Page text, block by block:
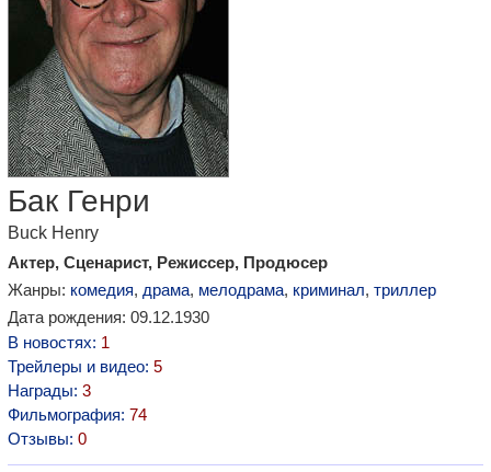
Бак Генри
Buck Henry
Актер, Сценарист, Режиссер, Продюсер
Жанры: комедия, драма, мелодрама, криминал, триллер
Дата рождения: 09.12.1930
В новостях: 1
Трейлеры и видео: 5
Награды: 3
Фильмография: 74
Отзывы: 0